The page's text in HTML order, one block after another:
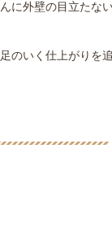
に外壁の目立たな
のいく仕上がりを